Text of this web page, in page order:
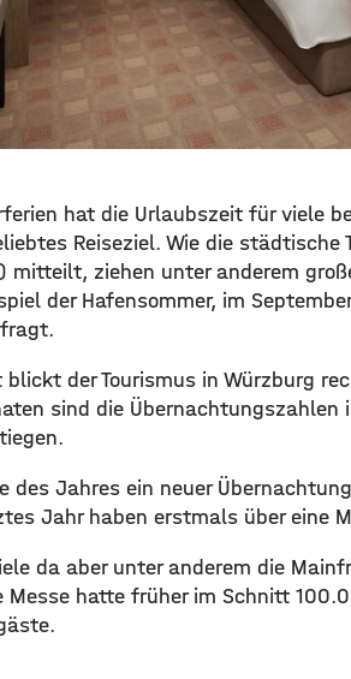
hat die Urlaubszeit für viele
Reiseziel. Wie die städtische
mitteilt, ziehen unter anderem
der Hafensommer, im
der Tourismus in Würzburg
sind die Übernachtungszahlen
des Jahres ein neuer
Jahr haben erstmals über eine
da aber unter anderem die
Messe hatte früher im Schnitt